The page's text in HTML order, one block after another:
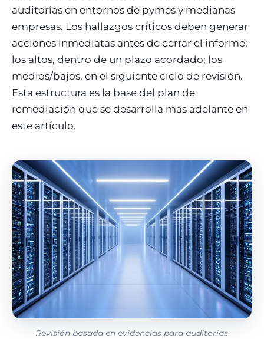
auditorías en entornos de pymes y medianas
empresas. Los hallazgos críticos deben generar
acciones inmediatas antes de cerrar el informe;
los altos, dentro de un plazo acordado; los
medios/bajos, en el siguiente ciclo de revisión.
Esta estructura es la base del plan de
remediación que se desarrolla más adelante en
este artículo.
Revisión basada en evidencias para auditorías